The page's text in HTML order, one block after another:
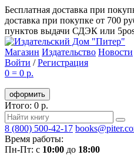
Бесплатная доставка при
доставка при покупке от 700
пунктов выдачи СДЭК или
Магазин Издательство Новости
Войти /Регистрация
0 = 0 р.
оформить
Итого: 0 р.
8 (800) 500-42-17
Время работы:
Пн-Пт: с 10:00 до 18:00